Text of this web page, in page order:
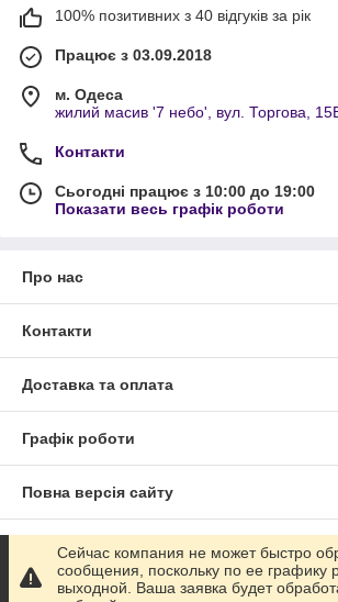
100% позитивних з 40 відгуків за рік
Працює з 03.09.2018
м. Одеса
жилий масив '7 небо', вул. Торгова,
Контакти
Сьогодні працює з 10:00 до 19:00
Показати весь графік роботи
Про нас
Контакти
Доставка та оплата
Графік роботи
Повна версія сайту
Сайт створено на маркетплейсі Prom.ua
Сейчас компания не может быстро
сообщения, поскольку по ее графику
выходной. Ваша заявка будет